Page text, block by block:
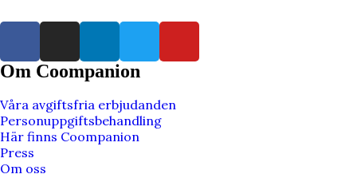
Om Coompanion
Våra avgiftsfria erbjudanden
Personuppgiftsbehandling
Här finns Coompanion
Press
Om oss